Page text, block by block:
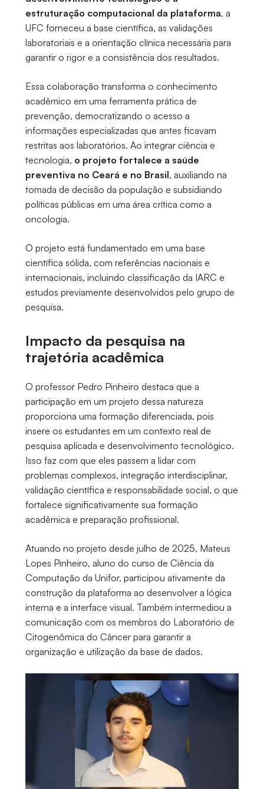
estruturação computacional da plataforma, a
UFC forneceu a base científica, as validações
laboratoriais e a orientação clínica necessária para
garantir o rigor e a consistência dos resultados.
Essa colaboração transforma o conhecimento
acadêmico em uma ferramenta prática de
prevenção, democratizando o acesso a
informações especializadas que antes ficavam
restritas aos laboratórios. Ao integrar ciência e
tecnologia, o projeto fortalece a saúde
preventiva no Ceará e no Brasil, auxiliando na
tomada de decisão da população e subsidiando
políticas públicas em uma área crítica como a
oncologia.
O projeto está fundamentado em uma base
científica sólida, com referências nacionais e
internacionais, incluindo classificação da IARC e
estudos previamente desenvolvidos pelo grupo de
pesquisa.
Impacto da pesquisa na
trajetória acadêmica
O professor Pedro Pinheiro destaca que a
participação em um projeto dessa natureza
proporciona uma formação diferenciada, pois
insere os estudantes em um contexto real de
pesquisa aplicada e desenvolvimento tecnológico.
Isso faz com que eles passem a lidar com
problemas complexos, integração interdisciplinar,
validação científica e responsabilidade social, o que
fortalece significativamente sua formação
acadêmica e preparação profissional.
Atuando no projeto desde julho de 2025, Mateus
Lopes Pinheiro, aluno do curso de Ciência da
Computação da Unifor, participou ativamente da
construção da plataforma ao desenvolver a lógica
interna e a interface visual. Também intermediou a
comunicação com os membros do Laboratório de
Citogenômica do Câncer para garantir a
organização e utilização da base de dados.